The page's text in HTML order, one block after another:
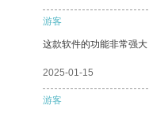
游客
这款软件的功能非常强大
2025-01-15
游客